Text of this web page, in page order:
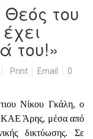
του
του!»
Print Email
0
Νίκου Γκάλη, ο
η ΚΑΕ Άρης, μέσα από
δικτύωσης. Σε